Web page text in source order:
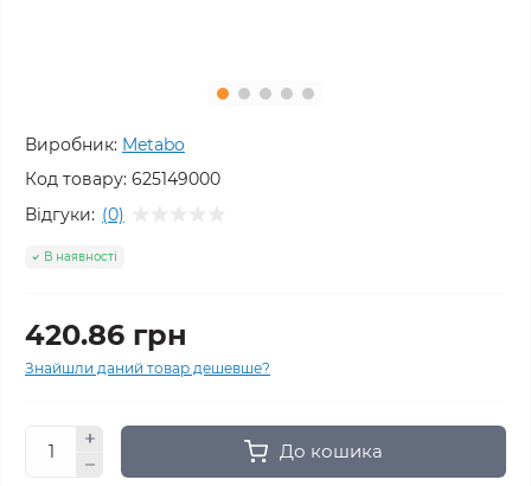
Виробник: Metabo
Код товару: 625149000
Відгуки: (0)
В наявності
420.86 грн
Знайшли даний товар дешевше?
До кошика